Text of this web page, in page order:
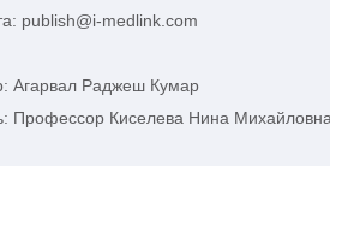
publish@i-medlink.com
Агарвал Раджеш Кумар
Профессор Киселева Нина Михайловна